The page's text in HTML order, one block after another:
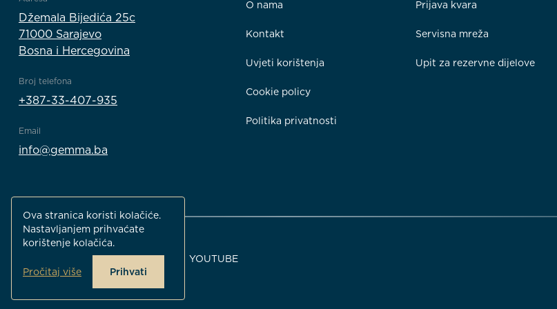
Džemala Bijedića 25c
71000 Sarajevo
Bosna i Hercegovina
Broj telefona
+387-33-407-935
Email
info@gemma.ba
O nama
Kontakt
Uvjeti korištenja
Cookie policy
Politika privatnosti
Prijava kvara
Servisna mreža
Upit za rezervne dijelove
INSTAGRAM YOUTUBE
Ova stranica koristi kolačiće.
Nastavljanjem prihvaćate
korištenje kolačića.
Pročitaj više Prihvati